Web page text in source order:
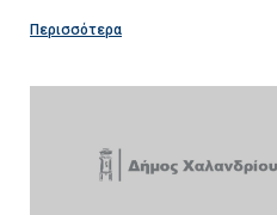
Περισσότερα